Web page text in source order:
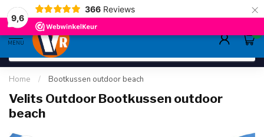
9,6
366 Reviews ×
gratis verzending>80,-
MENU
0
Home / Bootkussen outdoor beach
Velits Outdoor Bootkussen outdoor
beach